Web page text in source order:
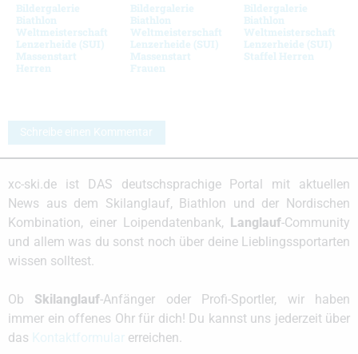
Bildergalerie
Biathlon
Weltmeisterschaft
Lenzerheide (SUI)
Massenstart
Herren
Bildergalerie
Biathlon
Weltmeisterschaft
Lenzerheide (SUI)
Massenstart
Frauen
Bildergalerie
Biathlon
Weltmeisterschaft
Lenzerheide (SUI)
Staffel Herren
Schreibe einen Kommentar
xc-ski.de ist DAS deutschsprachige Portal mit aktuellen
News aus dem Skilanglauf, Biathlon und der Nordischen
Kombination, einer Loipendatenbank,
Langlauf-Community
und allem was du sonst noch über deine Lieblingssportarten
wissen solltest.
Ob Skilanglauf-Anfänger oder Profi-Sportler, wir haben
immer ein offenes Ohr für dich! Du kannst uns jederzeit über
das
erreichen.